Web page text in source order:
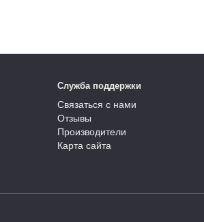
Служба поддержки
Связаться с нами
Отзывы
Производители
Карта сайта